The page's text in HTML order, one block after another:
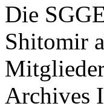
Die
Shitomir
Archives